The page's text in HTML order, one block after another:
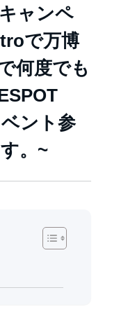
ャンペ
で万博
何度でも
ント参
。~